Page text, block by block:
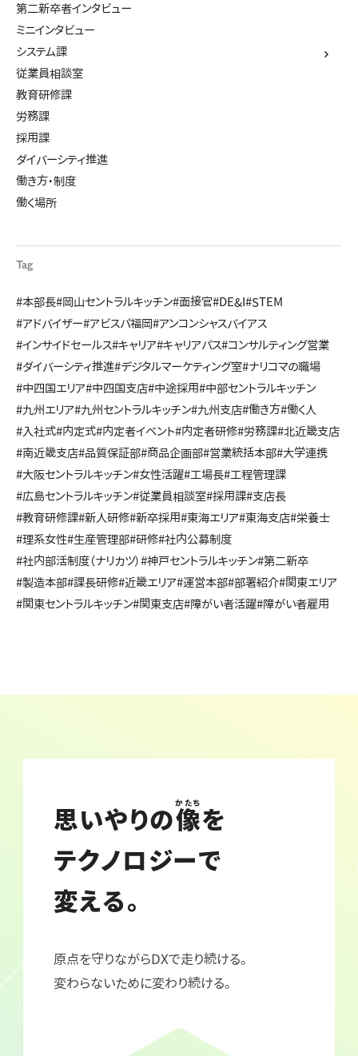
第二新卒者インタビュー
ミニインタビュー
システム課
従業員相談室
教育研修課
労務課
採用課
ダイバーシティ推進
働き方・制度
働く場所
Tag
#本部長#岡山セントラルキッチン#面接官#DE&I #STEM
#アドバイザー#アビスパ福岡#アンコンシャスバイアス
#インサイドセールス#キャリア#キャリアパス#コンサルティング営業
#ダイバーシティ推進#デジタルマーケティング室#ナリコマの職場
#中四国エリア#中四国支店#中途採用#中部セントラルキッチン
#九州エリア#九州セントラルキッチン#九州支店#働き方#働く人
#入社式#内定式#内定者イベント#内定者研修#労務課#北近畿支店
#南近畿支店#品質保証部#商品企画部#営業統括本部#大学連携
#大阪セントラルキッチン#女性活躍#工場長#工程管理課
#広島セントラルキッチン#従業員相談室#採用課#支店長
#教育研修課#新人研修#新卒採用#東海エリア#東海支店#栄養士
#理系女性#生産管理部#研修#社内公募制度
#社内部活制度（ナリカツ） #神戸セントラルキッチン#第二新卒
#製造本部#課長研修#近畿エリア#運営本部#部署紹介#関東エリア
#関東セントラルキッチン#関東支店#障がい者活躍#障がい者雇用
思いやりの像
かたち
を
テクノロジーで
変える。
原点を守りながらDXで走り続ける。
変わらないために変わり続ける。